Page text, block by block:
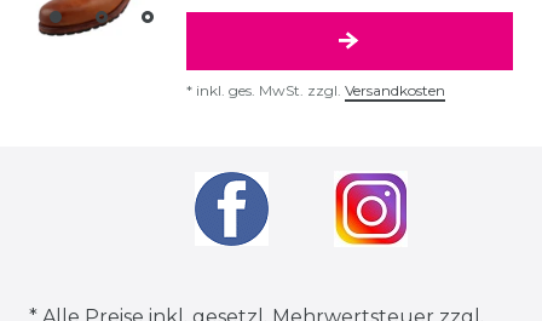
* inkl. ges. MwSt. zzgl. Versandkosten